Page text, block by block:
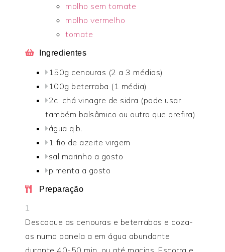
molho sem tomate
molho vermelho
tomate
Ingredientes
150g cenouras (2 a 3 médias)
100g beterraba (1 média)
2c. chá vinagre de sidra (pode usar
também balsâmico ou outro que prefira)
água q.b.
1 fio de azeite virgem
sal marinho a gosto
pimenta a gosto
Preparação
1
Descaque as cenouras e beterrabas e coza-
as numa panela a em água abundante
durante 40-50 min. ou até macias. Escorra e